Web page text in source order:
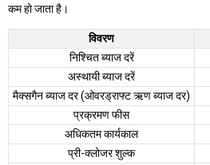
कम हो जाता है।
विवरण
निश्चित ब्याज दरें
अस्थायी ब्याज दरें
मैक्सगैन ब्याज दर (ओवरड्राफ्ट ऋण ब्याज दर)
प्रक्रमण फीस
अधिकतम कार्यकाल
प्री-क्लोजर शुल्क